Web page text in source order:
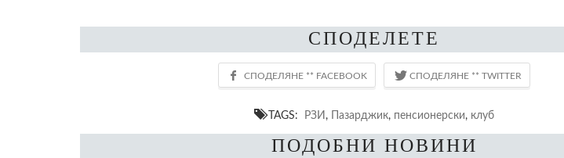
СПОДЕЛЕТЕ
TAGS: РЗИ , Пазарджик, пенсионерски, клуб
ПОДОБНИ НОВИНИ